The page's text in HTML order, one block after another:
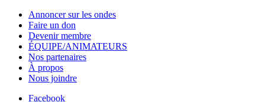
Annoncer sur les ondes
Faire un don
Devenir membre
ÉQUIPE/ANIMATEURS
Nos partenaires
À propos
Nous joindre
Facebook